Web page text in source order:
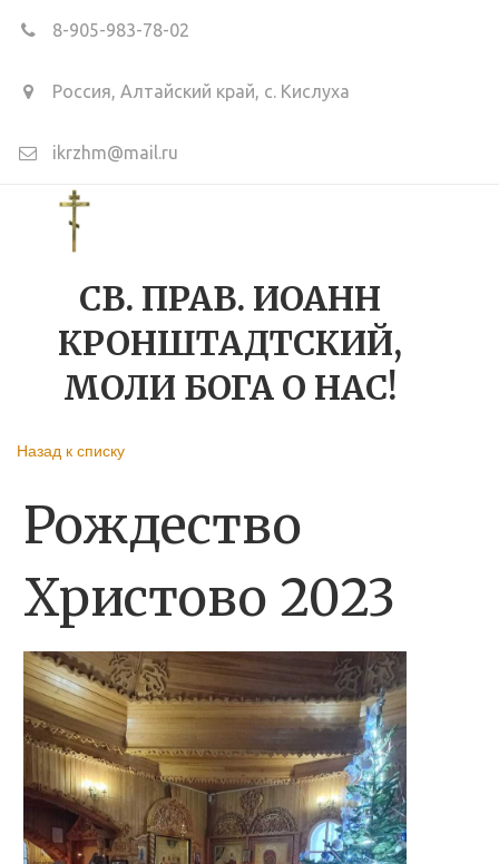
8-905-983-78-02
Россия, Алтайский край, с. Кислуха
ikrzhm@mail.ru
СВ. ПРАВ. ИОАНН
КРОНШТАДТСКИЙ,
МОЛИ БОГА О НАС!
Назад к списку
Рождество
Христово 2023